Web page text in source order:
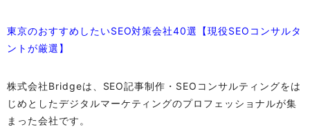
東京のおすすめしたいSEO対策会社40選【現役SEOコンサルタ
ントが厳選】
株式会社Bridgeは、SEO記事制作・SEOコンサルティングをは
じめとしたデジタルマーケティングのプロフェッショナルが集
まった会社です。